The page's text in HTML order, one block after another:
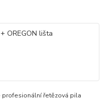
profesionální řetězová pila